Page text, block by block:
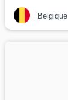
Belgique